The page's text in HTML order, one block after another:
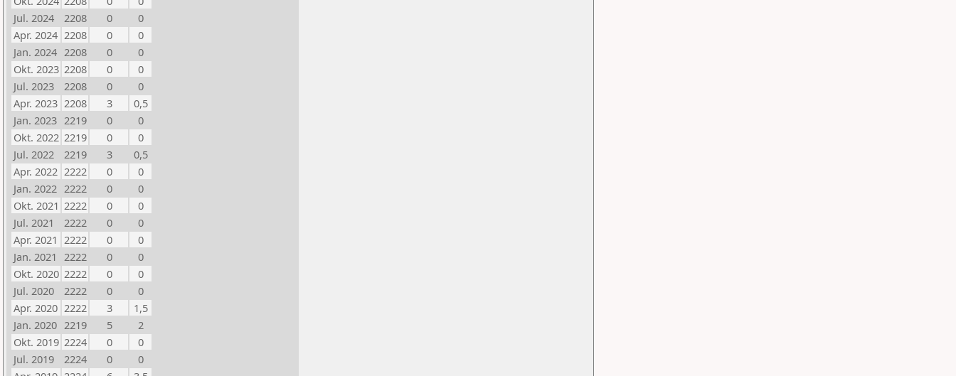
Jul. 2024
2208 0
0
Apr. 2024 2208 0
0
Jan. 2024 2208 0
0
Okt. 2023 2208 0
0
Jul. 2023
2208 0
0
Apr. 2023 2208 3
0,5
Jan. 2023 2219 0
0
Okt. 2022 2219 0
0
Jul. 2022
2219 3
0,5
Apr. 2022 2222 0
0
Jan. 2022 2222 0
0
Okt. 2021 2222 0
0
Jul. 2021
2222 0
0
Apr. 2021 2222 0
0
Jan. 2021 2222 0
0
Okt. 2020 2222 0
0
Jul. 2020
2222 0
0
Apr. 2020 2222 3
1,5
Jan. 2020 2219 5
2
Okt. 2019 2224 0
0
Jul. 2019
2224 0
0